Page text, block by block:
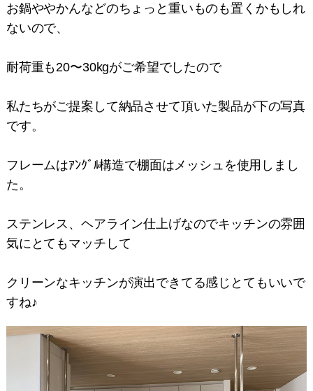
お鍋ややかんなどのちょっと重いものも置くかもしれ
ないので、
耐荷重も20〜30kgがご希望でしたので
私たちがご提案して納品させて頂いた製品が下の写真
です。
フレームはｱﾝｸﾞﾙ構造で棚面はメッシュを使用しまし
た。
ステンレス、ヘアライン仕上げなのでキッチンの雰囲
気にとてもマッチして
クリーンなキッチンが演出できてる感じとてもいいで
すね♪